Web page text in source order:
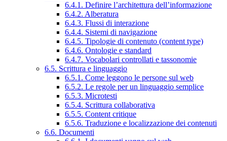
6.4.1. Definire l’architettura dell’informazione
6.4.2. Alberatura
6.4.3. Flussi di interazione
6.4.4. Sistemi di navigazione
6.4.5. Tipologie di contenuto (content type)
6.4.6. Ontologie e standard
6.4.7. Vocabolari controllati e tassonomie
6.5. Scrittura e linguaggio
6.5.1. Come leggono le persone sul web
6.5.2. Le regole per un linguaggio semplice
6.5.3. Microtesti
6.5.4. Scrittura collaborativa
6.5.5. Content critique
6.5.6. Traduzione e localizzazione dei contenuti
6.6. Documenti